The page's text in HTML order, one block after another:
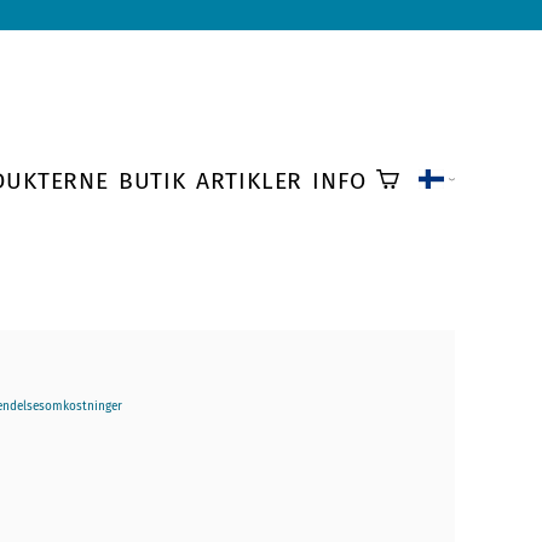
BUTIK ARTIKLER INFO